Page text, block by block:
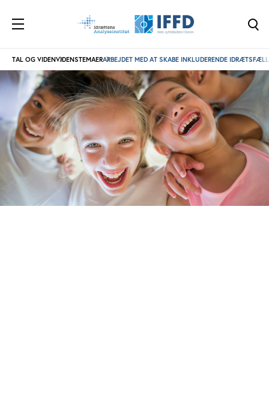
TAL OG VIDENVIDENSTEMAERARBEJDET MED AT SKABE INKLUDERENDE